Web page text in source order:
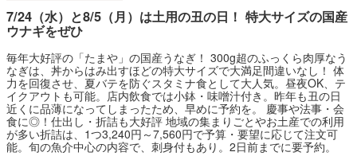
7/24（水）と8/5（月）は土用の丑の日！ 特大サイズの国産
ウナギをぜひ
毎年大好評の「たまや」の国産うなぎ！ 300g超のふっくら肉厚なう
なぎは、丼からはみ出すほどの特大サイズで大満足間違いなし！ 体
力を回復させ、夏バテを防ぐスタミナ食として大人気。昼夜OK、テ
イクアウトも可能。店内飲食では小鉢・味噌汁付き。昨年も丑の日
近くに品薄になってしまったため、早めに予約を。 慶事や法事・会
食に◎！仕出し・折詰も大好評 地域の集まりごとやお土産での利用
が多い折詰は、1つ3,240円～7,560円で予算・要望に応じて注文可
能。旬の魚介中心の内容で、刺身付もあり。2日前までに要予約。